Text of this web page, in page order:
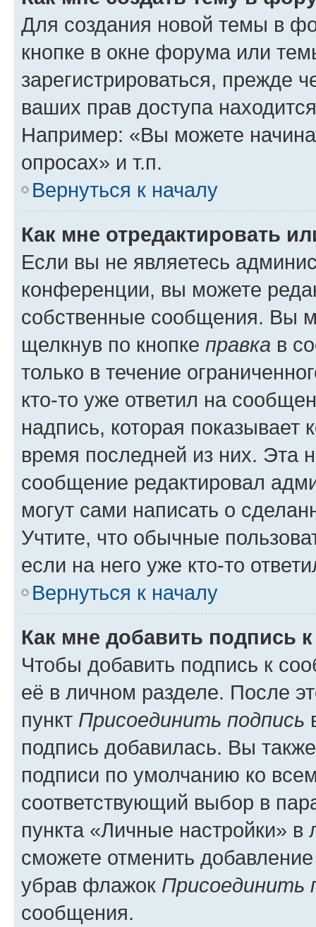
Для создания новой темы в
кнопке в окне форума или
зарегистрироваться, прежде
ваших прав доступа
Например: «Вы можете
опросах» и т.п.
Вернуться к началу
Как мне отредактировать
Если вы не являетесь
конференции, вы можете
собственные сообщения. Вы
щелкнув по кнопке правка в
только в течение
кто-то уже ответил на
надпись, которая показывает
время последней из них. Эта
сообщение редактировал
могут сами написать о
Учтите, что обычные
если на него уже кто-то
Вернуться к началу
Как мне добавить подпись
Чтобы добавить подпись к
её в личном разделе. После
пункт Присоединить подпись
подпись добавилась. Вы
подписи по умолчанию ко
соответствующий выбор в
пункта «Личные настройки»
сможете отменить
убрав флажок Присоединить
сообщения.